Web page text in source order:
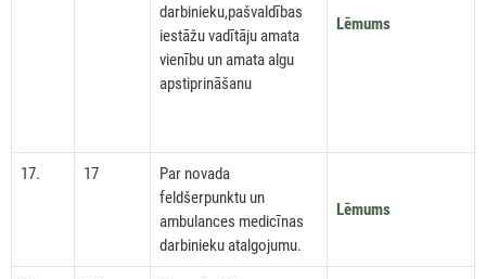
darbinieku,pašvaldības
iestāžu vadītāju amata
vienību un amata algu
apstiprināšanu
Lēmums
17. 17
Par novada
feldšerpunktu un
ambulances medicīnas
darbinieku atalgojumu.
Lēmums